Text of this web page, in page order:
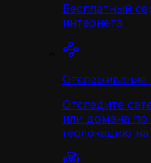
Бесплатный
интернета
Отслеживание
Отследите
или домена по
геолокацию